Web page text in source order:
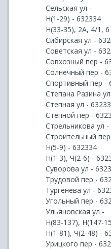
Сельская ул -
Н(1-29) - 632334
Н(33-35), 2А, 4/1, 6
Сибирская ул -
Советская ул -
Совхозный пер -
Солнечный пер -
Спортивный пер -
Степана Разина
Степная ул -
Степной пер -
Стрельникова ул -
Строительный
Н(5-9) - 632334
Н(1-3), Ч(2-6) -
Суворова ул -
Трудовой пер -
Тургенева ул -
Угольный пер -
Ульяновская ул -
Н(83-137), Н(147-
Н(1-81), Ч(2-48) -
Урицкого пер -